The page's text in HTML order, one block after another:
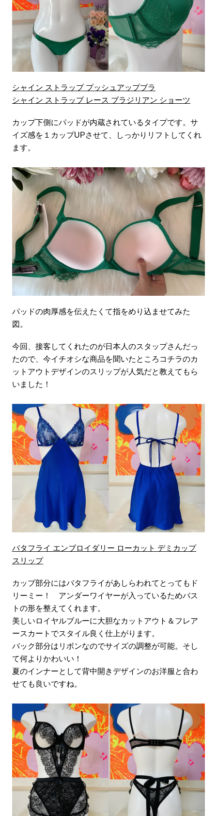
シャイン ストラップ プッシュアップブラ
シャイン ストラップ レース ブラジリアン ショーツ
カップ下側にパッドが内蔵されているタイプです。サ
イズ感を１カップUPさせて、しっかりリフトしてくれ
ます。
パッドの肉厚感を伝えたくて指をめり込ませてみた
図。
今回、接客してくれたのが日本人のスタップさんだっ
たので、今イチオシな商品を聞いたところコチラのカ
ットアウトデザインのスリップが人気だと教えてもら
いました！
バタフライ エンブロイダリー ローカット デミカップ
スリップ
カップ部分にはバタフライがあしらわれてとってもド
リーミー！ アンダーワイヤーが入っているためバス
トの形を整えてくれます。
美しいロイヤルブルーに大胆なカットアウト＆フレア
ースカートでスタイル良く仕上がります。
バック部分はリボンなのでサイズの調整が可能。そし
て何よりかわいい！
夏のインナーとして背中開きデザインのお洋服と合わ
せても良いですね。